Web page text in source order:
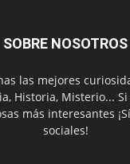
SOBRE NOSOTROS
las mejores
Historia, Misterio...
más interesantes
sociales!